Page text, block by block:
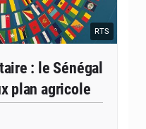
RTS
: le Sénégal
plan agricole